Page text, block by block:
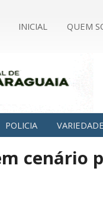
INICIAL QUEM
POLICIA
cenário